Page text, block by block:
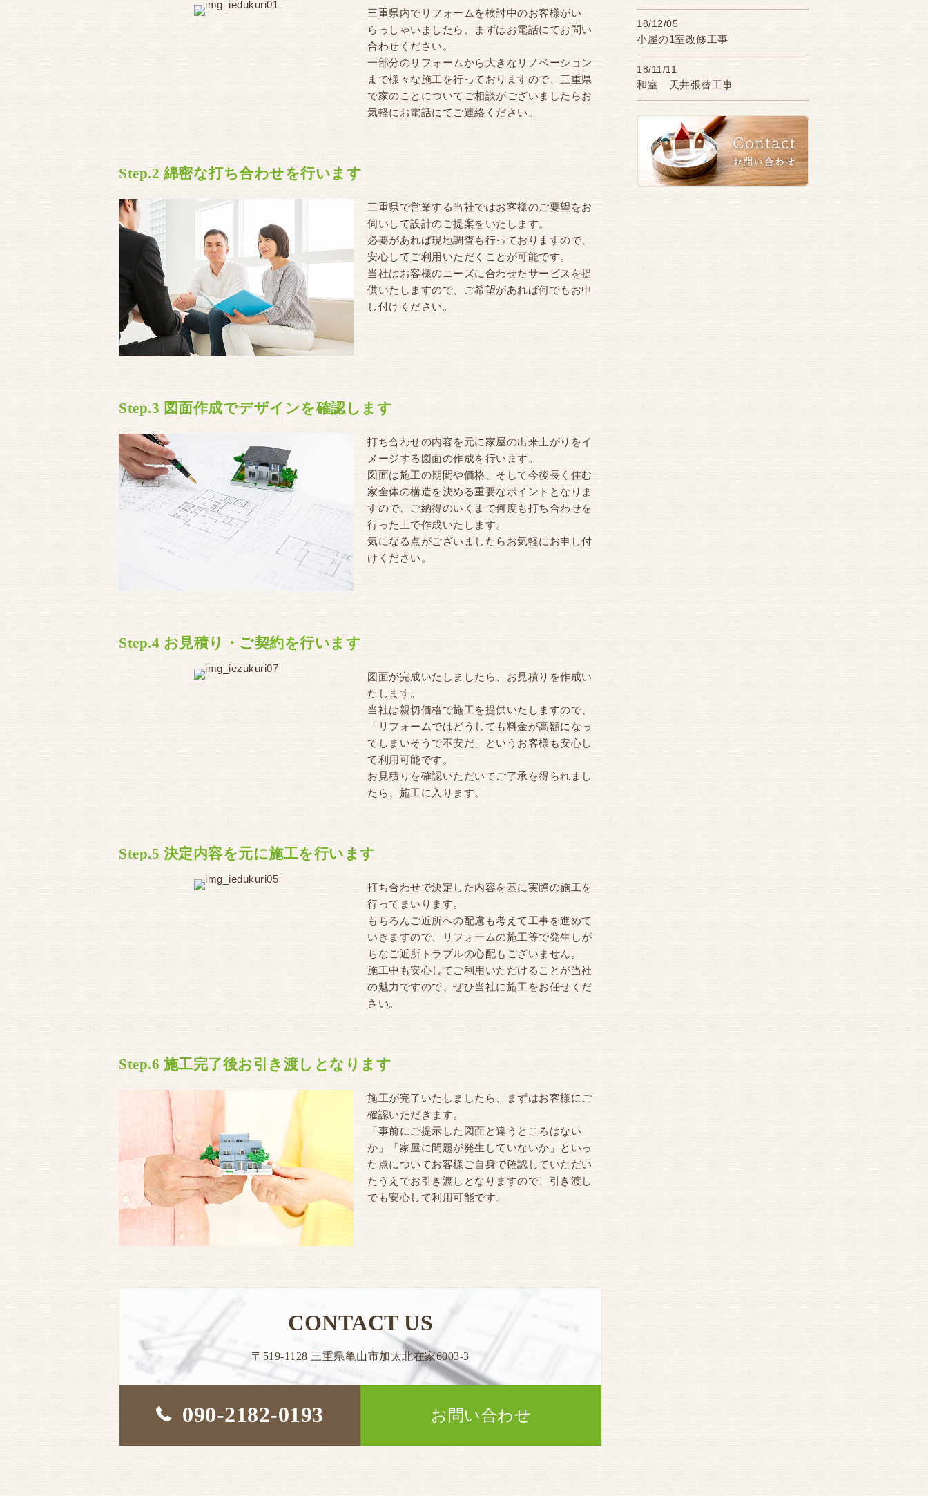
三重県内でリフォームを検討中のお客様がい
らっしゃいましたら、まずはお電話にてお問い
合わせください。
一部分のリフォームから大きなリノベーション
まで様々な施工を行っておりますので、三重県
で家のことについてご相談がございましたらお
気軽にお電話にてご連絡ください。
Step.2 綿密な打ち合わせを行います
三重県で営業する当社ではお客様のご要望をお
伺いして設計のご提案をいたします。
必要があれば現地調査も行っておりますので、
安心してご利用いただくことが可能です。
当社はお客様のニーズに合わせたサービスを提
供いたしますので、ご希望があれば何でもお申
し付けください。
Step.3 図面作成でデザインを確認します
打ち合わせの内容を元に家屋の出来上がりをイ
メージする図面の作成を行います。
図面は施工の期間や価格、そして今後長く住む
家全体の構造を決める重要なポイントとなりま
すので、ご納得のいくまで何度も打ち合わせを
行った上で作成いたします。
気になる点がございましたらお気軽にお申し付
けください。
Step.4 お見積り・ご契約を行います
図面が完成いたしましたら、お見積りを作成い
たします。
当社は親切価格で施工を提供いたしますので、
「リフォームではどうしても料金が高額になっ
てしまいそうで不安だ」というお客様も安心し
て利用可能です。
お見積りを確認いただいてご了承を得られまし
たら、施工に入ります。
Step.5 決定内容を元に施工を行います
打ち合わせで決定した内容を基に実際の施工を
行ってまいります。
もちろんご近所への配慮も考えて工事を進めて
いきますので、リフォームの施工等で発生しが
ちなご近所トラブルの心配もございません。
施工中も安心してご利用いただけることが当社
の魅力ですので、ぜひ当社に施工をお任せくだ
さい。
Step.6 施工完了後お引き渡しとなります
施工が完了いたしましたら、まずはお客様にご
確認いただきます。
「事前にご提示した図面と違うところはない
か」「家屋に問題が発生していないか」といっ
た点についてお客様ご自身で確認していただい
たうえでお引き渡しとなりますので、引き渡し
でも安心して利用可能です。
CONTACT US
〒519-1128 三重県亀山市加太北在家6003-3
090-2182-0193 お問い合わせ
18/12/05
小屋の1室改修工事
18/11/11
和室 天井張替工事